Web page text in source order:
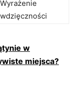
Wyrażenie
wdzięczności
w
miejsca?